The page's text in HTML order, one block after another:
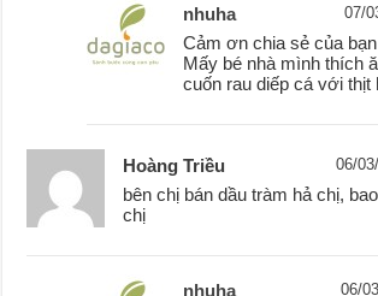
nhuha 07/
Cảm ơn chia sẻ của
Mấy bé nhà mình thích
cuốn rau diếp cá với thịt
Hoàng Triều 06/
bên chị bán dầu tràm hả chị,
chị
nhuha 06/